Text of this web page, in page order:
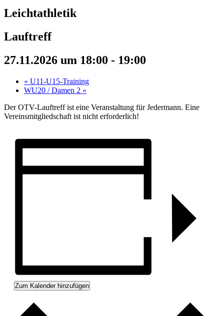
Leichtathletik
Lauftreff
27.11.2026 um 18:00 - 19:00
« U11-U15-Training
WU20 / Damen 2 »
Der OTV-Lauftreff ist eine Veranstaltung für Jedermann. Eine
Vereinsmitgliedschaft ist nicht erforderlich!
Zum Kalender hinzufügen